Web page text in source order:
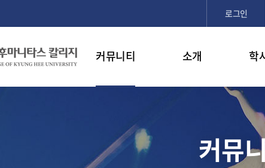
로그인
검색창
커뮤니티 소개 학
커뮤